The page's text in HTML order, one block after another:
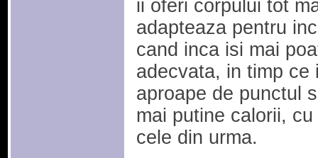
ii oferi corpului tot
adapteaza pentru
cand inca isi mai
adecvata, in timp ce
aproape de punctul
mai putine calorii,
cele din urma.